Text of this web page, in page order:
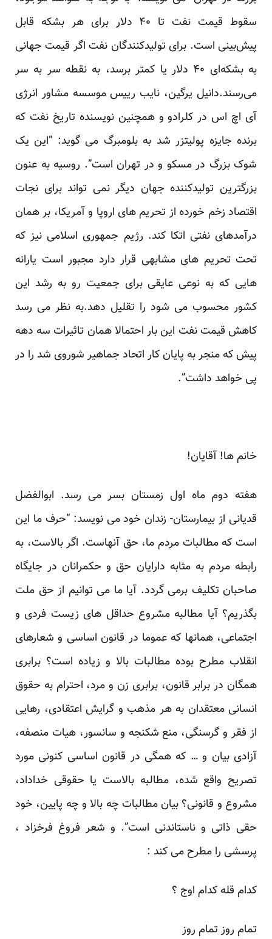
سقوط قیمت نفت تا ۴۰ دلار برای هر بشکه قابل
پیش‌بینی است. برای تولیدکنندگان نفت اگر قیمت جهانی
به بشکه‌ای ۴۰ دلار یا کمتر برسد، به نقطه سر به سر
می‌رسند.دانیل یرگین، نایب رییس موسسه مشاور انرژی
آی اچ اس در کلرادو و همچنین نویسنده تاریخ نفت که
برنده جایزه پولیتزر شد به بلومبرگ می گوید: “این یک
شوک بزرگ در مسکو و در تهران است”. روسیه به عنون
بزرگترین تولیدکننده جهان دیگر نمی تواند برای نجات
اقتصاد زخم خورده از تحریم های اروپا و آمریکا، بر همان
درآمدهای نفتی اتکا کند. رژیم جمهوری اسلامی نیز که
تحت تحریم های مشابهی قرار دارد مجبور است یارانه
هایی که به نوعی عایقی برای جمعیت رو به رشد این
کشور محسوب می شود را تقلیل دهد.به نظر می رسد
کاهش قیمت نفت این بار احتمالا همان تاثیرات سه دهه
پیش که منجر به پایان کار اتحاد جماهیر شوروی شد را در
پی خواهد داشت”.
خانم ها! آقایان!
هفته دوم ماه اول زمستان بسر می رسد. ابوالفضل
قدیانی از بیمارستان- زندان خود می نویسد: “حرف ما این
است که مطالبات مردم ما، حق آنهاست. اگر بالاست، به
رابطه مردم به مثابه دارایان حق و حکمرانان در جایگاه
صاحبان تکلیف برمی گردد. آیا ما می توانیم از حق ملت
بگذریم؟ آیا مطالبه مشروع حداقل های زیست فردی و
اجتماعی، همانها که عموما در قانون اساسی و شعارهای
انقلاب مطرح بوده مطالبات بالا و زیاده است؟ برابری
همگان در برابر قانون، برابری زن و مرد، احترام به حقوق
انسانی معتقدان به هر مذهب و گرایش اعتقادی، رهایی
از فقر و گرسنگی، منع شکنجه و سانسور، هیات منصفه،
آزادی بیان و … که همگی در قانون اساسی کنونی مورد
تصریح واقع شده، مطالبه بالاست یا حقوقی خداداد،
مشروع و قانونی؟ بیان مطالبات چه بالا و چه پایین، خود
حقی ذاتی و ناستاندنی است”. و شعر فروغ فرخزاد ،
پرسشی را مطرح می کند :
کدام قله کدام اوج ؟
تمام روز تمام روز